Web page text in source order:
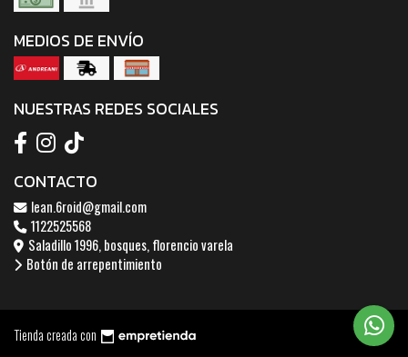
MEDIOS DE ENVÍO
NUESTRAS REDES SOCIALES
CONTACTO
lean.6roid@gmail.com
1122525568
Saladillo 1996, bosques, florencio varela
Botón de arrepentimiento
Tienda creada con